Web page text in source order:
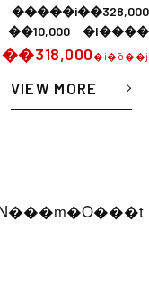
�����i��328,000
��10,000 �l����
��318,000�i�ō��j
VIEW MORE